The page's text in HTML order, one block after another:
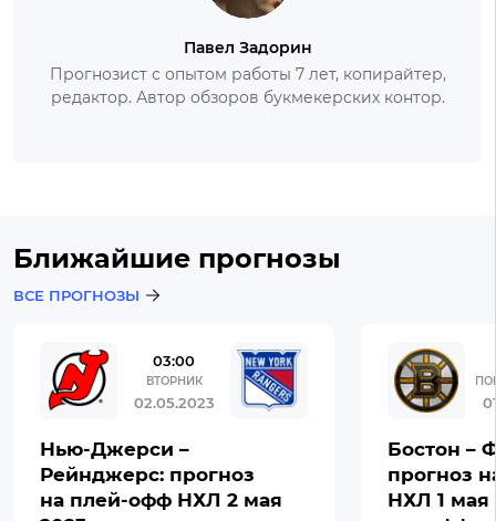
Павел Задорин
Прогнозист с опытом работы 7 лет, копирайтер,
редактор. Автор обзоров букмекерских контор.
Ближайшие прогнозы
ВСЕ ПРОГНОЗЫ
03:00
ВТОРНИК
02.05.2023
Нью-Джерси –
Рейнджерс: прогноз
на плей-офф НХЛ 2 мая
Бостон –
прогноз
НХЛ 1 мая